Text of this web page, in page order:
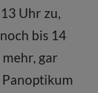
Uhr zu,
bis 14
gar
Panoptikum